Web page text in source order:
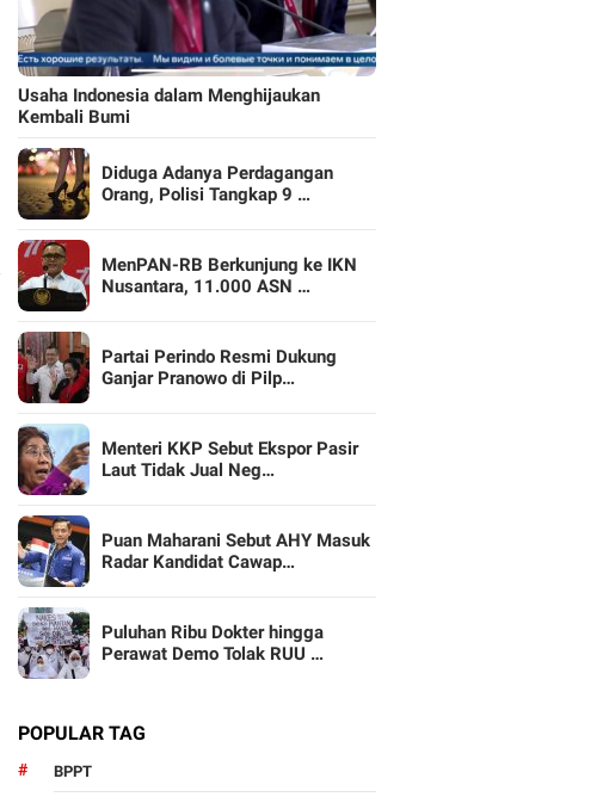
Usaha Indonesia dalam Menghijaukan
Kembali Bumi
Diduga Adanya Perdagangan
Orang, Polisi Tangkap 9 …
MenPAN-RB Berkunjung ke IKN
Nusantara, 11.000 ASN …
Partai Perindo Resmi Dukung
Ganjar Pranowo di Pilp…
Menteri KKP Sebut Ekspor Pasir
Laut Tidak Jual Neg…
Puan Maharani Sebut AHY Masuk
Radar Kandidat Cawap…
Puluhan Ribu Dokter hingga
Perawat Demo Tolak RUU …
POPULAR TAG
BPPT